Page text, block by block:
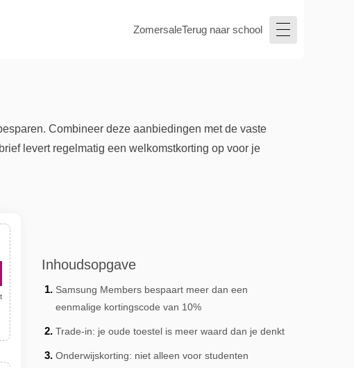
ZomersaleTerug naar school
Combineer deze aanbiedingen met de vaste
levert regelmatig een welkomstkorting op voor je
Inhoudsopgave
Samsung Members bespaart meer dan een
eenmalige kortingscode van 10%
Trade-in: je oude toestel is meer waard dan je denkt
Onderwijskorting: niet alleen voor studenten